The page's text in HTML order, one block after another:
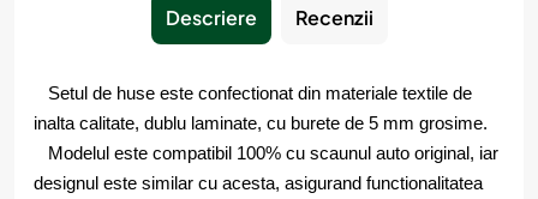
Descriere Recenzii
Setul de huse este confectionat din materiale textile de
inalta calitate, dublu laminate, cu burete de 5 mm grosime.
Modelul este compatibil 100% cu scaunul auto original, iar
designul este similar cu acesta, asigurand functionalitatea